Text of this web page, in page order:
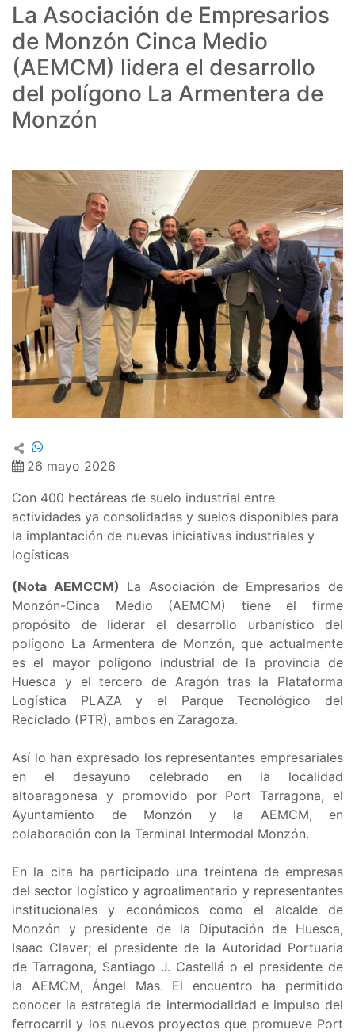
La Asociación de Empresarios
de Monzón Cinca Medio
(AEMCM) lidera el desarrollo
del polígono La Armentera de
Monzón
26 mayo 2026
Con 400 hectáreas de suelo industrial entre
actividades ya consolidadas y suelos disponibles para
la implantación de nuevas iniciativas industriales y
logísticas
(Nota AEMCCM) La Asociación de Empresarios de
Monzón-Cinca Medio (AEMCM) tiene el firme
propósito de liderar el desarrollo urbanístico del
polígono La Armentera de Monzón, que actualmente
es el mayor polígono industrial de la provincia de
Huesca y el tercero de Aragón tras la Plataforma
Logística PLAZA y el Parque Tecnológico del
Reciclado (PTR), ambos en Zaragoza.
Así lo han expresado los representantes empresariales
en el desayuno celebrado en la localidad
altoaragonesa y promovido por Port Tarragona, el
Ayuntamiento de Monzón y la AEMCM, en
colaboración con la Terminal Intermodal Monzón.
En la cita ha participado una treintena de empresas
del sector logístico y agroalimentario y representantes
institucionales y económicos como el alcalde de
Monzón y presidente de la Diputación de Huesca,
Isaac Claver; el presidente de la Autoridad Portuaria
de Tarragona, Santiago J. Castellá o el presidente de
la AEMCM, Ángel Mas. El encuentro ha permitido
conocer la estrategia de intermodalidad e impulso del
ferrocarril y los nuevos proyectos que promueve Port